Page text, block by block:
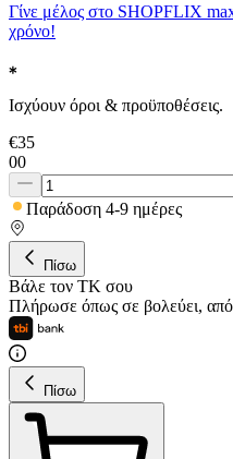
Γίνε μέλος στο SHOPFLIX
χρόνο!
Ισχύουν όροι & προϋποθέσεις.
€35
00
Παράδοση 4-9 ημέρες
Πίσω
Βάλε τον ΤΚ σου
Πλήρωσε όπως σε βολεύει, από
Πίσω